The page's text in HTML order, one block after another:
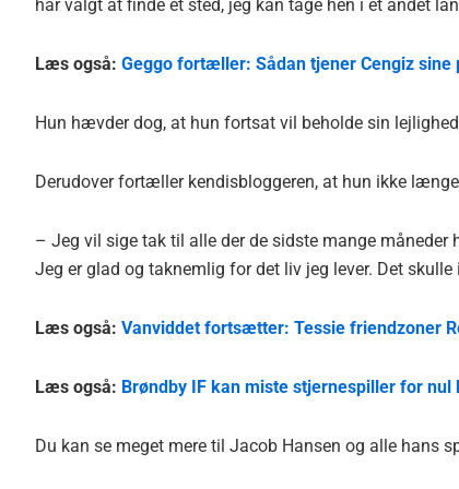
har valgt at finde et sted, jeg kan tage hen i et andet
Læs også: Geggo fortæller: Sådan tjener Cengiz sine
Hun hævder dog, at hun fortsat vil beholde sin
Derudover fortæller kendisbloggeren, at hun ikke
– Jeg vil sige tak til alle der de sidste mange
Jeg er glad og taknemlig for det liv jeg lever. Det skulle
Læs også: Vanviddet fortsætter: Tessie friendzoner
Læs også: Brøndby IF kan miste stjernespiller for
Du kan se meget mere til Jacob Hansen og alle hans